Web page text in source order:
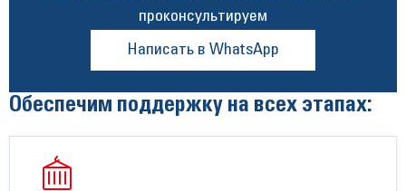
проконсультируем
Написать в WhatsApp
Обеспечим поддержку на всех этапах: